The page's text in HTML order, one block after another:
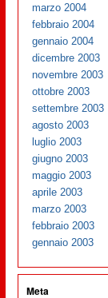
marzo 2004
febbraio 2004
gennaio 2004
dicembre 2003
novembre 2003
ottobre 2003
settembre 2003
agosto 2003
luglio 2003
giugno 2003
maggio 2003
aprile 2003
marzo 2003
febbraio 2003
gennaio 2003
Meta